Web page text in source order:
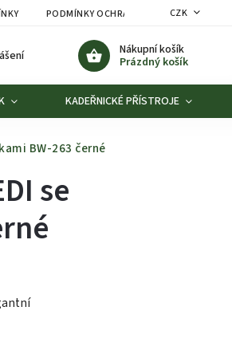
PODMÍNKY OCHRANY OSOBNÍCH ÚDAJŮ
CZK
Nákupní košík
Prázdný košík
KADEŘNICKÉ PŘÍSTROJE
BW-263 černé
se